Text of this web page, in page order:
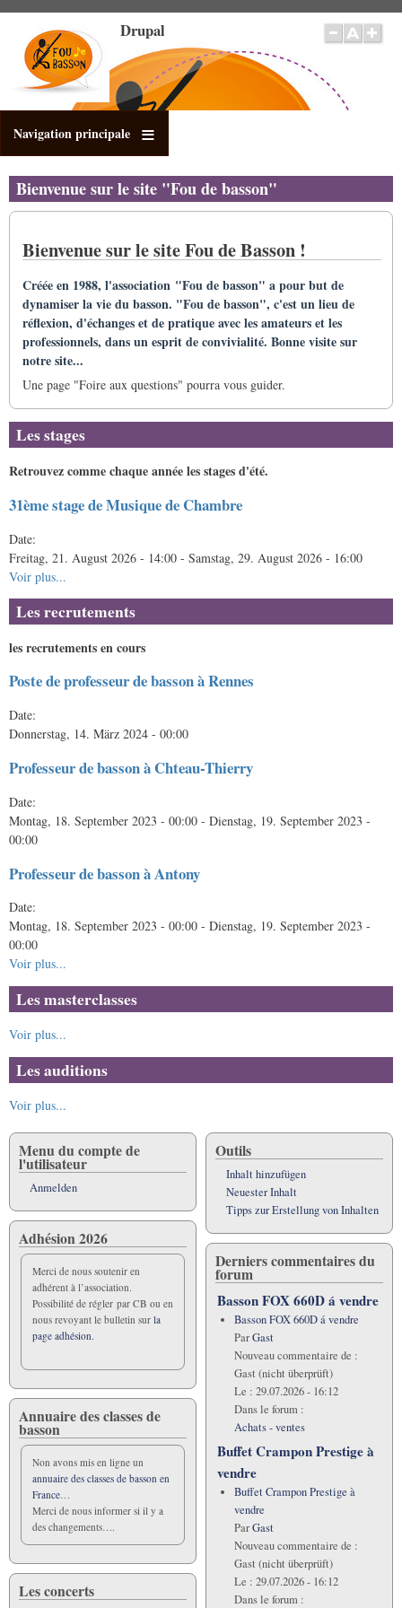
Inhalt
Drupal
Navigation principale
Bienvenue sur le site "Fou de basson"
Bienvenue sur le site Fou de Basson !
Créée en 1988, l'association "Fou de basson" a pour but de
dynamiser la vie du basson. "Fou de basson", c'est un lieu de
réflexion, d'échanges et de pratique avec les amateurs et les
professionnels, dans un esprit de convivialité. Bonne visite sur
notre site...
Une page "Foire aux questions" pourra vous guider.
Les stages
Retrouvez comme chaque année les stages d'été.
31ème stage de Musique de Chambre
Date:
Freitag, 21. August 2026 - 14:00 - Samstag, 29. August 2026 - 16:00
Voir plus...
Les recrutements
les recrutements en cours
Poste de professeur de basson à Rennes
Date:
Donnerstag, 14. März 2024 - 00:00
Professeur de basson à Chteau-Thierry
Date:
Montag, 18. September 2023 - 00:00 - Dienstag, 19. September 2023 -
00:00
Professeur de basson à Antony
Date:
Montag, 18. September 2023 - 00:00 - Dienstag, 19. September 2023 -
00:00
Voir plus...
Les masterclasses
Voir plus...
Les auditions
Voir plus...
Menu du compte de
l'utilisateur
Anmelden
Adhésion 2026
Merci de nous soutenir en
adhérent à l’association.
Possibilité de régler par CB ou en
nous revoyant le bulletin sur la
page adhésion.
Annuaire des classes de
basson
Non avons mis en ligne un
annuaire des classes de basson en
France…
Merci de nous informer si il y a
des changements….
Les concerts
Outils
Inhalt hinzufügen
Neuester Inhalt
Tipps zur Erstellung von Inhalten
Derniers commentaires du
forum
Basson FOX 660D á vendre
Basson FOX 660D á vendre
ParGast
Nouveau commentaire de :
Gast (nicht überprüft)
Le : 29.07.2026 - 16:12
Dans le forum :
Achats - ventes
Buffet Crampon Prestige à
vendre
Buffet Crampon Prestige à
vendre
ParGast
Nouveau commentaire de :
Gast (nicht überprüft)
Le : 29.07.2026 - 16:12
Dans le forum :